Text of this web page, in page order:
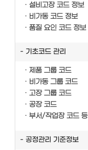
설비고장 코드 정보
비가동 코드 정보
품질 요인 코드 정보
기초코드 관리
제품 그룹 코드
비가동 그룹 코드
고장 그룹 코드
공장 코드
부서/작업장 코드 등
공정관리 기준정보